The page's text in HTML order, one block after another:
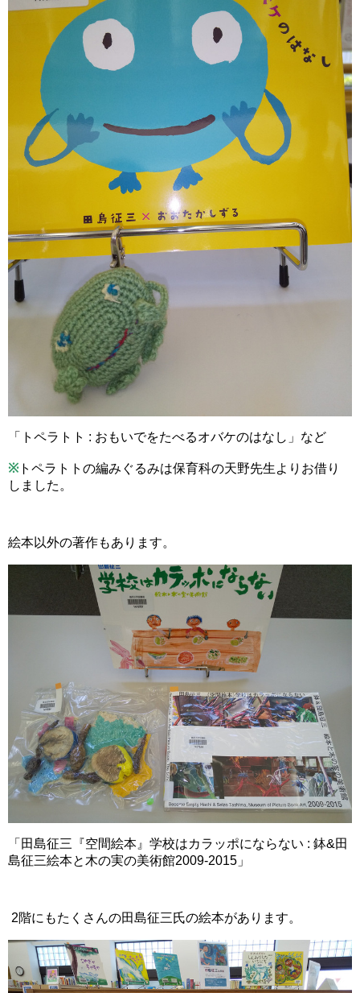
「トペラトト : おもいでをたべるオバケのはなし」など
※トペラトトの編みぐるみは保育科の天野先生よりお借り
しました。
絵本以外の著作もあります。
「田島征三『空間絵本』学校はカラッポにならない : 鉢&田
島征三絵本と木の実の美術館2009-2015」
2階にもたくさんの田島征三氏の絵本があります。